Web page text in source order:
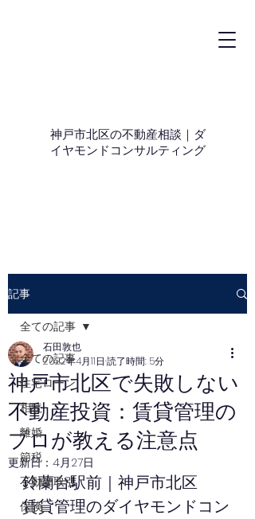
神戸市北区の不動産相談｜ダ
イヤモンドコンサルティング
記事
全ての記事
住宅ローン
相続
離婚
節税
不動産取引
保険
全ての記事
神戸市北区で失敗しない
不動産投資：賃貸管理の
プロが教える注意点
石田敦也
2022年4月11日 読了時間: 5分
更新日： 4月27日
鈴蘭台駅前｜神戸市北区
賃貸管理のダイヤモンドコン